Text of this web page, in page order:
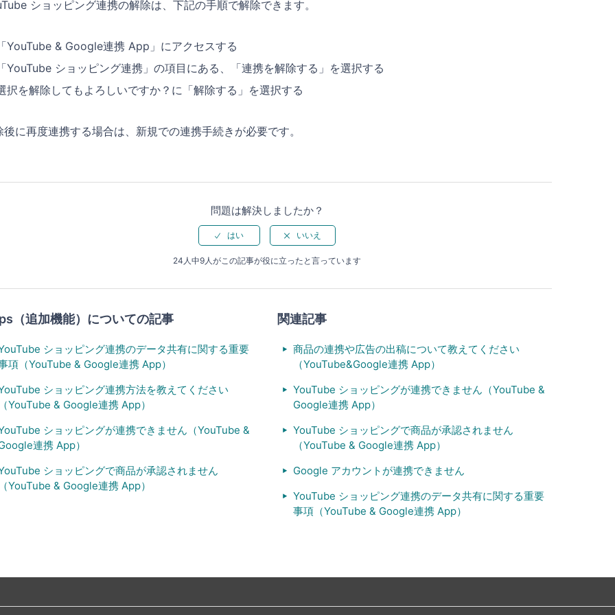
ショッピング連携の解除は、下記の手順で解除できます。
YouTube & Google連携 App」にアクセスする
YouTube ショッピング連携」の項目にある、「連携を解除する」を選択する
択を解除してもよろしいですか？に「解除する」を選択する
後に再度連携する場合は、新規での連携手続きが必要です。
問題は解決しましたか？
24人中9人がこの記事が役に立ったと言っています
（追加機能）についての記事
ショッピング連携のデータ共有に関する重要
項（YouTube & Google連携 App）
ショッピング連携方法を教えてください
YouTube & Google連携 App）
ショッピングが連携できません（YouTube &
連携 App）
ショッピングで商品が承認されません
YouTube & Google連携 App）
関連記事
商品の連携や広告の出稿について教えてください
（YouTube&Google連携 App）
YouTube ショッピングが連携できません（YouTube &
Google連携 App）
YouTube ショッピングで商品が承認されません
（YouTube & Google連携 App）
Google アカウントが連携できません
YouTube ショッピング連携のデータ共有に関する重要
事項（YouTube & Google連携 App）